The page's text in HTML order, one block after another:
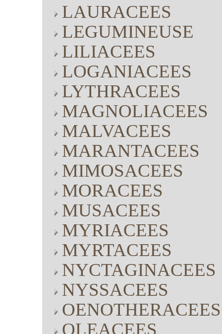
LAURACEES
LEGUMINEUSE
LILIACEES
LOGANIACEES
LYTHRACEES
MAGNOLIACEES
MALVACEES
MARANTACEES
MIMOSACEES
MORACEES
MUSACEES
MYRIACEES
MYRTACEES
NYCTAGINACEES
NYSSACEES
OENOTHERACEES
OLEACEES